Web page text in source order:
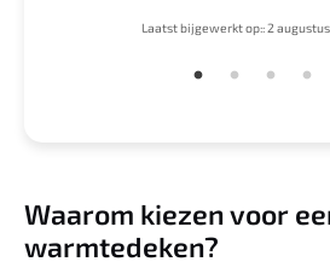
Laatst bijgewerkt op:: 2 augustus
Waarom kiezen voor
warmtedeken?